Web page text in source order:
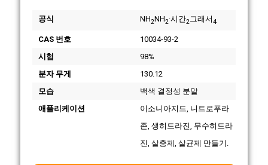
공식 NH2NH2·시간2그래서4
CAS 번호
10034-93-2
시험
98%
분자 무게
130.12
모습
백색 결정성 분말
애플리케이션
이소니아지드, 니트로푸라
존, 생히드라진, 무수히드라
진, 살충제, 살균제 만들기.